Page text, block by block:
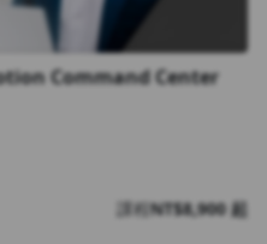
Command Center
課程NT$8,900 起